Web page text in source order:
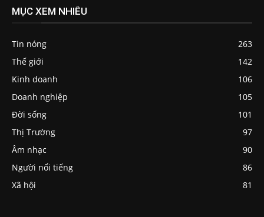
MỤC XEM NHIỀU
Tin nóng
263
Thế giới
142
Kinh doanh
106
Doanh nghiệp
105
Đời sống
101
Thị Trường
97
Âm nhạc
90
Người nổi tiếng
86
Xã hội
81